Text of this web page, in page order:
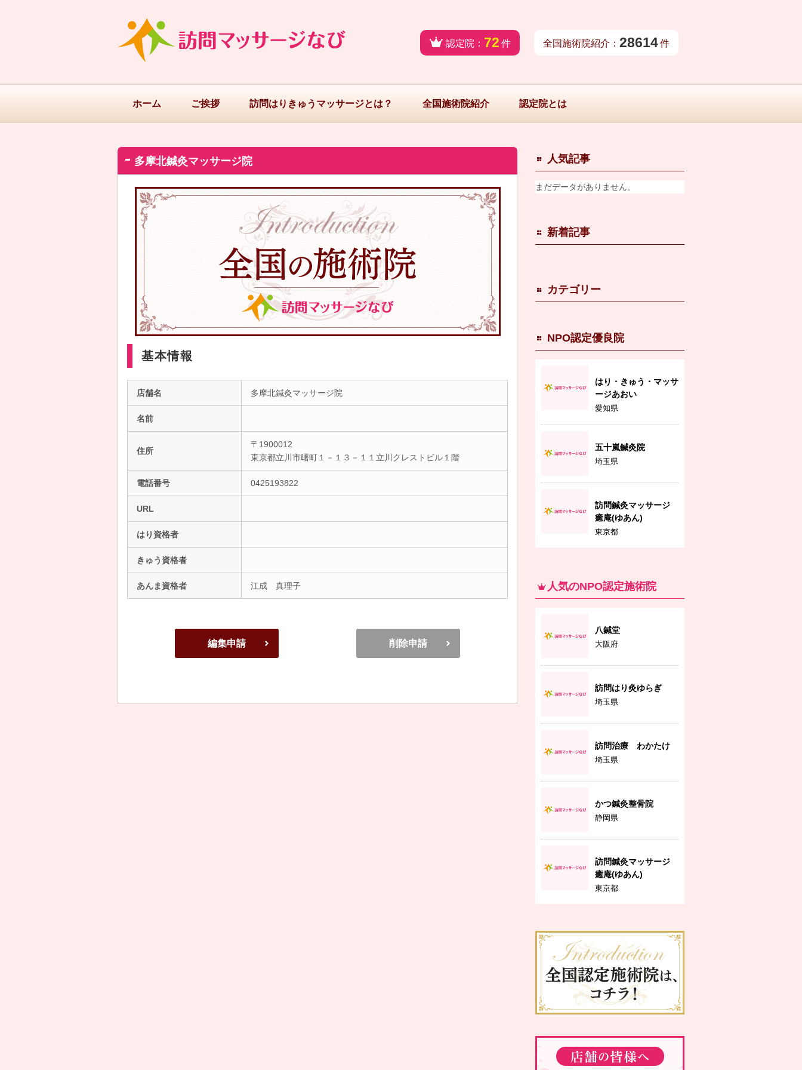
認定院： 72 件 全国施術院紹介： 28614件
ホーム ご挨拶 訪問はりきゅうマッサージとは？ 全国施術院紹介 認定院とは
多摩北鍼灸マッサージ院
基本情報
店舗名 多摩北鍼灸マッサージ院
名前
住所
〒1900012
東京都立川市曙町１－１３－１１立川クレストビル１階
電話番号 0425193822
URL
はり資格者
きゅう資格者
あんま資格者 江成 真理子
編集申請 削除申請
人気記事
まだデータがありません。
新着記事
カテゴリー
NPO認定優良院
はり・きゅう・マッサ
ージあおい
愛知県
五十嵐鍼灸院
埼玉県
訪問鍼灸マッサージ
癒庵(ゆあん)
東京都
人気のNPO認定施術院
八鍼堂
大阪府
訪問はり灸ゆらぎ
埼玉県
訪問治療 わかたけ
埼玉県
かつ鍼灸整骨院
静岡県
訪問鍼灸マッサージ
癒庵(ゆあん)
東京都